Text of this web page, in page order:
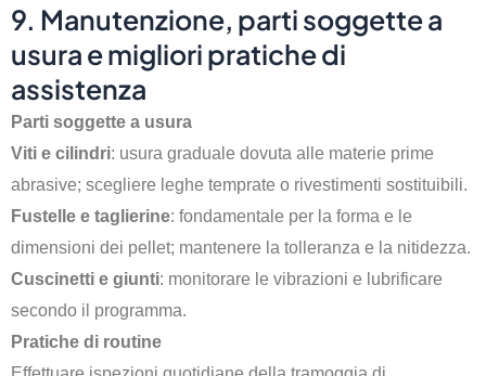
9. Manutenzione, parti soggette a
usura e migliori pratiche di
assistenza
Parti soggette a usura
Viti e cilindri: usura graduale dovuta alle materie prime
abrasive; scegliere leghe temprate o rivestimenti sostituibili.
Fustelle e taglierine: fondamentale per la forma e le
dimensioni dei pellet; mantenere la tolleranza e la nitidezza.
Cuscinetti e giunti: monitorare le vibrazioni e lubrificare
secondo il programma.
Pratiche di routine